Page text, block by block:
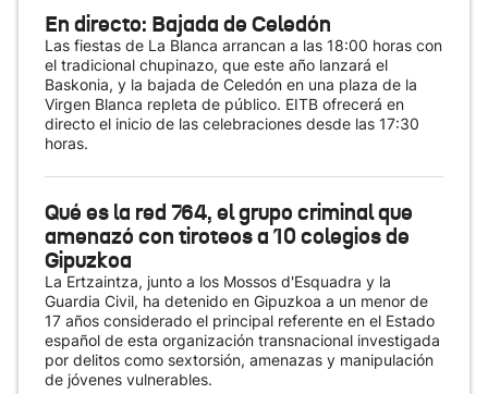
En directo: Bajada de Celedón
Las fiestas de La Blanca arrancan a las 18:00 horas con
el tradicional chupinazo, que este año lanzará el
Baskonia, y la bajada de Celedón en una plaza de la
Virgen Blanca repleta de público. EITB ofrecerá en
directo el inicio de las celebraciones desde las 17:30
horas.
Qué es la red 764, el grupo criminal que
amenazó con tiroteos a 10 colegios de
Gipuzkoa
La Ertzaintza, junto a los Mossos d'Esquadra y la
Guardia Civil, ha detenido en Gipuzkoa a un menor de
17 años considerado el principal referente en el Estado
español de esta organización transnacional investigada
por delitos como sextorsión, amenazas y manipulación
de jóvenes vulnerables.